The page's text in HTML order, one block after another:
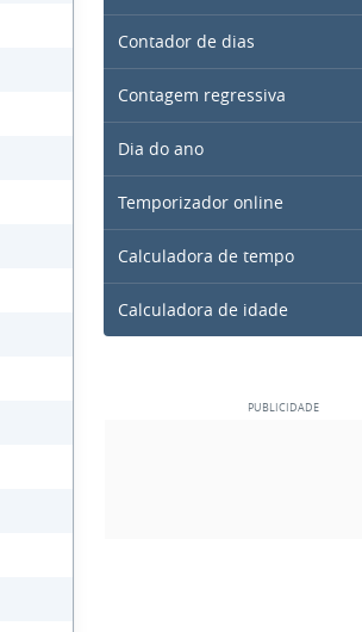
Contador de dias
Contagem regressiva
Dia do ano
Temporizador online
Calculadora de tempo
Calculadora de idade